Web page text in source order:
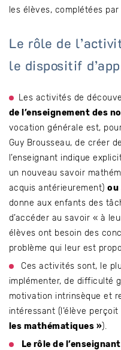
les élèves, complétées
Le rôle de
le dispositif
Les activités de
de l’enseignement des
vocation générale est,
Guy Brousseau, de créer
l’enseignant indique
un nouveau savoir
acquis antérieurement)ou
donne aux enfants des
d’accéder au savoir « à
élèves ont besoin des
problème qui leur est
Ces activités sont, le
implémenter, de difficulté
motivation intrinsèque et
intéressant (l’élève
les mathématiques »).
Le rôle de